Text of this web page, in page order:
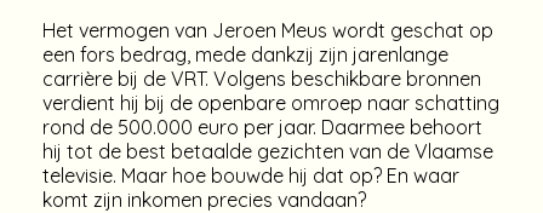
Het vermogen van Jeroen Meus wordt geschat op
een fors bedrag, mede dankzij zijn jarenlange
carrière bij de VRT. Volgens beschikbare bronnen
verdient hij bij de openbare omroep naar schatting
rond de 500.000 euro per jaar. Daarmee behoort
hij tot de best betaalde gezichten van de Vlaamse
televisie. Maar hoe bouwde hij dat op? En waar
komt zijn inkomen precies vandaan?